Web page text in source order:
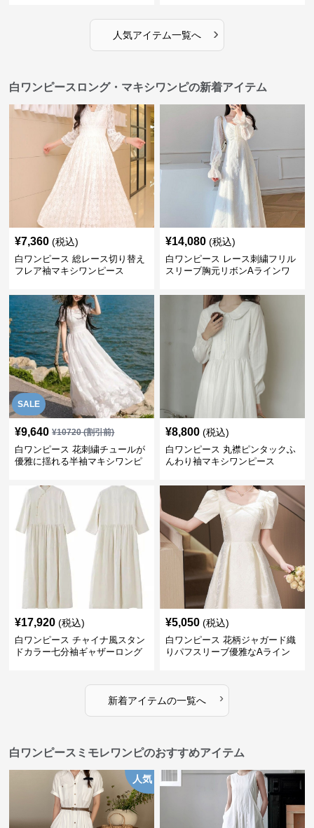
人気アイテム一覧へ ›
白ワンピースロング・マキシワンピの新着アイテム
¥7,360 (税込)
白ワンピース 総レース切り替え
フレア袖マキシワンピース
¥14,080 (税込)
白ワンピース レース刺繍フリル
スリーブ胸元リボンAラインワ
SALE
¥9,640 ¥10720(割引前)
白ワンピース 花刺繍チュールが
優雅に揺れる半袖マキシワンピ
¥8,800 (税込)
白ワンピース 丸襟ピンタックふ
んわり袖マキシワンピース
¥17,920 (税込)
白ワンピース チャイナ風スタン
ドカラー七分袖ギャザーロング
¥5,050 (税込)
白ワンピース 花柄ジャガード織
りパフスリーブ優雅なAライン
新着アイテムの一覧へ ›
白ワンピースミモレワンピのおすすめアイテム
人気